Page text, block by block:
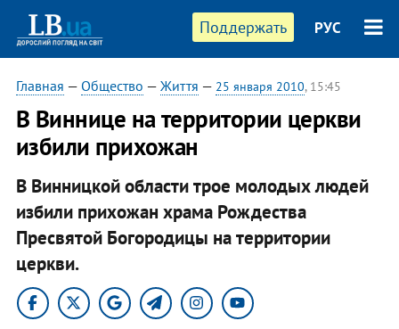
Поддержать РУС
Главная — Общество — Життя — 25 января 2010, 15:45
В Виннице на территории церкви
избили прихожан
В Винницкой области трое молодых людей
избили прихожан храма Рождества
Пресвятой Богородицы на территории
церкви.